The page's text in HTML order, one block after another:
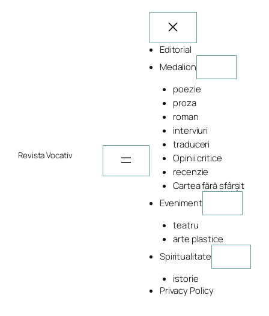
Revista Vocativ
Editorial
Medalion
poezie
proza
roman
interviuri
traduceri
Opinii critice
recenzie
Cartea fără sfârșit
Eveniment
teatru
arte plastice
Spiritualitate
istorie
Privacy Policy